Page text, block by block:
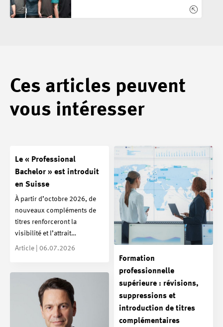
Ces articles peuvent
vous intéresser
Le « Professional
Bachelor » est introduit
en Suisse
À partir d’octobre 2026, de
nouveaux compléments de
titres renforceront la
visibilité et l’attrait…
Article | 06.07.2026
Formation
professionnelle
supérieure : révisions,
suppressions et
introduction de titres
complémentaires